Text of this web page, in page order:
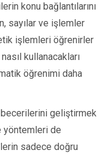
konu bağlantılarını
sayılar ve işlemler
işlemleri öğrenirler
kullanacakları
öğrenimi daha
becerilerini geliştirmek
yöntemleri de
sadece doğru